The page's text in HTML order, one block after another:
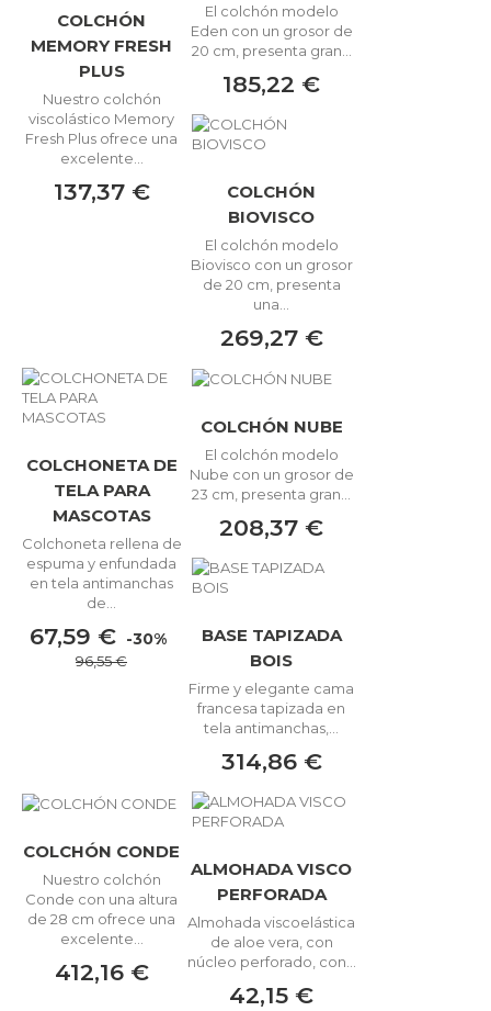
COLCHÓN
MEMORY FRESH
PLUS
Nuestro colchón
viscolástico Memory
Fresh Plus ofrece una
excelente...
137,37 €
El colchón modelo
Eden con un grosor de
20 cm, presenta gran...
185,22 €
COLCHÓN
BIOVISCO
El colchón modelo
Biovisco con un grosor
de 20 cm, presenta
una...
269,27 €
COLCHONETA DE
TELA PARA
MASCOTAS
Colchoneta rellena de
espuma y enfundada
en tela antimanchas
de...
67,59 € -30%
96,55 €
COLCHÓN NUBE
El colchón modelo
Nube con un grosor de
23 cm, presenta gran...
208,37 €
BASE TAPIZADA
BOIS
Firme y elegante cama
francesa tapizada en
tela antimanchas,...
314,86 €
COLCHÓN CONDE
Nuestro colchón
Conde con una altura
de 28 cm ofrece una
excelente...
412,16 €
ALMOHADA VISCO
PERFORADA
Almohada viscoelástica
de aloe vera, con
núcleo perforado, con...
42,15 €